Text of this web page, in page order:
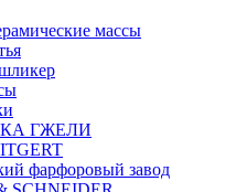
массы
ГЖЕЛИ
фарфоровый завод